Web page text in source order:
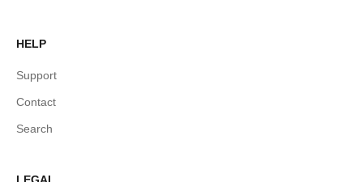
HELP
Support
Contact
Search
LEGAL